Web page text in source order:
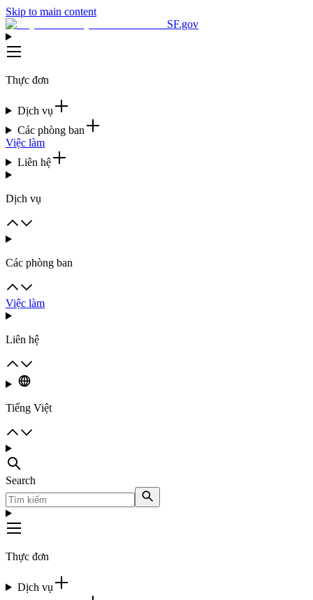
Skip to main content
SF.gov
Thực đơn
Dịch vụ
Các phòng ban
Việc làm
Liên hệ
Dịch vụ
Các phòng ban
Việc làm
Liên hệ
Tiếng Việt
Search
Thực đơn
Dịch vụ